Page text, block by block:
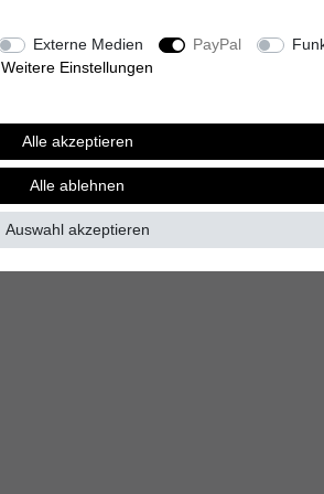
Externe Medien PayPal
Weitere Einstellungen
Alle akzeptieren
Alle ablehnen
Auswahl akzeptieren